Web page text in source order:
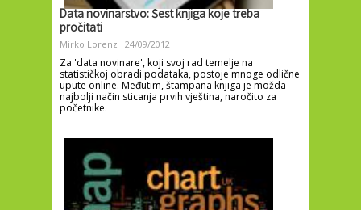
Data novinarstvo: Šest knjiga koje treba
pročitati
Mirko Lorenz 24/09/2012
Za 'data novinare', koji svoj rad temelje na
statističkoj obradi podataka, postoje mnoge odlične
upute online. Međutim, štampana knjiga je možda
najbolji način sticanja prvih vještina, naročito za
početnike.